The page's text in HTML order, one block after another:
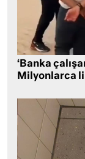
‘Banka
Milyonlarca